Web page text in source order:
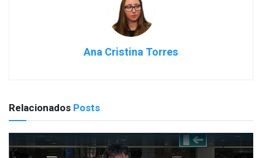
Ana Cristina Torres
Relacionados Posts